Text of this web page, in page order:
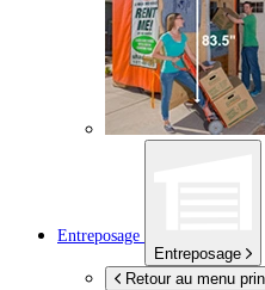
Entreposage
Entreposage
Retour au menu